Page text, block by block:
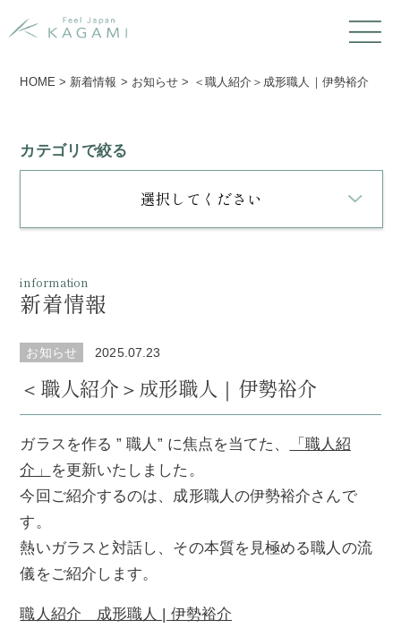
HOME > 新着情報 > お知らせ > ＜職人紹介＞成形職人｜伊勢裕介
カテゴリで絞る
選択してください
information
新着情報
お知らせ 2025.07.23
＜職人紹介＞成形職人｜伊勢裕介
ガラスを作る ” 職人” に焦点を当てた、
「職人紹
介」
を更新いたしました。
今回ご紹介するのは、成形職人の伊勢裕介さんで
す。
熱いガラスと対話し、その本質を見極める職人の流
儀をご紹介します。
職人紹介 成形職人 | 伊勢裕介